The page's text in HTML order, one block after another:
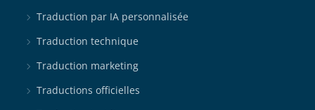
Traduction par IA personnalisée
Traduction technique
Traduction marketing
Traductions officielles